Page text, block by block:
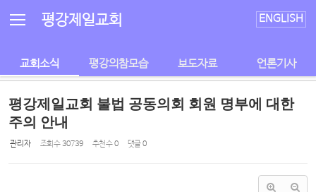
평강제일교회 ENGLISH
교회소식 평강의참모습 보도자료 언론기사
평강제일교회 불법 공동의회 회원 명부에 대한
주의 안내
관리자 조회 수30739 추천 수0 댓글0